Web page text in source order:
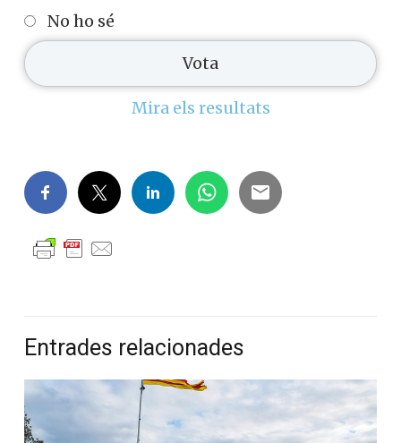
No ho sé
Mira els resultats
Entrades relacionades